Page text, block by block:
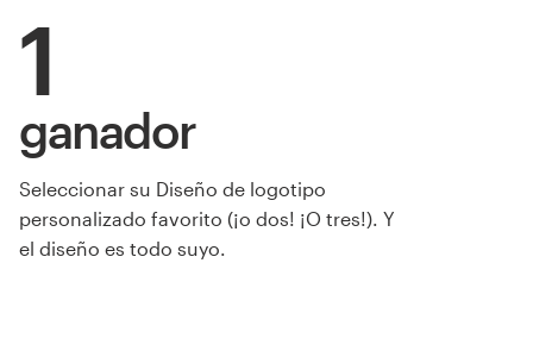
1
ganador
Seleccionar su Diseño de logotipo
personalizado favorito (¡o dos! ¡O tres!). Y
el diseño es todo suyo.